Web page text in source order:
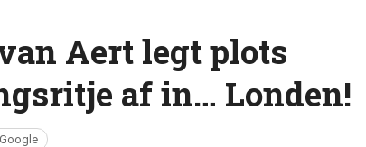
Aert legt plots
af in… Londen!